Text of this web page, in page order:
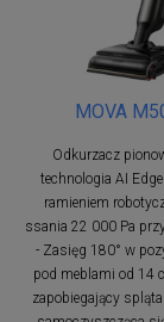
MOVA
Odkurzacz
technologia AI
ramieniem
ssania 22 000 Pa
- Zasięg 180° w
pod meblami od 14
zapobiegający